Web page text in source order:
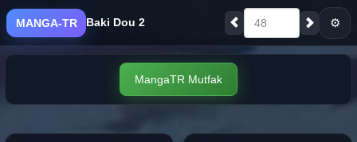
MANGA-TR Baki Dou 2 48 ⚙
MangaTR Mutfak